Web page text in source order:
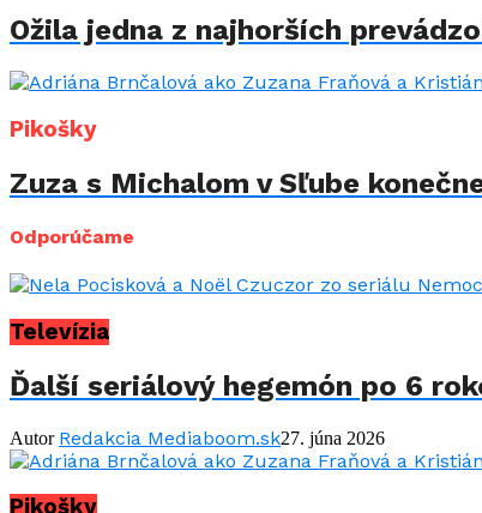
Ožila jedna z najhorších
Pikošky
Zuza s Michalom v Sľube
Odporúčame
Televízia
Ďalší seriálový hegemón po 6
Autor Redakcia Mediaboom.sk27. júna 2026
Pikošky